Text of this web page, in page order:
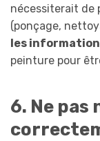
nécessiterait de
(ponçage,
les
peinture pour
6. Ne